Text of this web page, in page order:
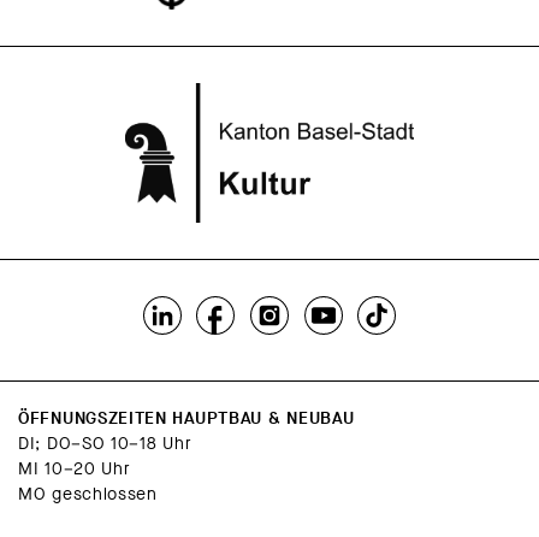
ÖFFNUNGSZEITEN HAUPTBAU & NEUBAU
DI; DO–SO 10–18 Uhr
MI 10–20 Uhr
MO geschlossen